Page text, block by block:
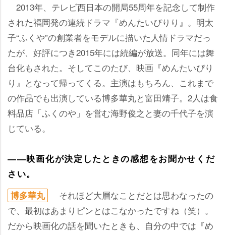
2013年、テレビ西日本の開局55周年を記念して制作
された福岡発の連続ドラマ『めんたいぴりり』。明太
子“ふくや”の創業者をモデルに描いた人情ドラマだっ
たが、好評につき2015年には続編が放送。同年には舞
台化もされた。そしてこのたび、映画『めんたいぴり
り』となって帰ってくる。主演はもちろん、これまで
の作品でも出演している博多華丸と富田靖子。2人は食
料品店「ふくのや」を営む海野俊之と妻の千代子を演
じている。
――映画化が決定したときの感想をお聞かせくだ
さい。
博多華丸
それほど大層なことだとは思わなったの
で、最初はあまりピンとはこなかったですね（笑）。
だから映画化の話を聞いたときも、自分の中では『め